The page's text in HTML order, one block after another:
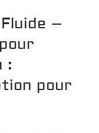
–
:
pour